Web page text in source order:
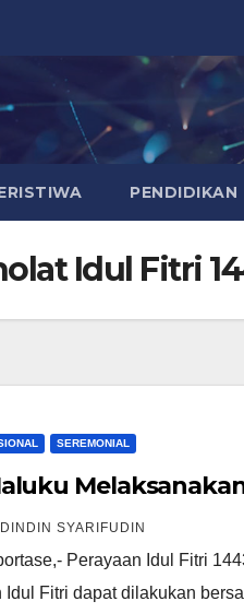
PENDIDIKAN
Idul Fitri
SEREMONIAL
DINDIN SYARIFUDIN
Perayaan Idul Fitri
Fitri dapat dilakukan